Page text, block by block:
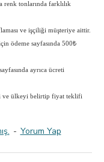
tonlarında farklılık
ve işçiliği müşteriye aittir.
ödeme sayfasında 500₺
ayrıca ücreti
ve ülkeyi belirtip fiyat teklifi
- Yorum Yap